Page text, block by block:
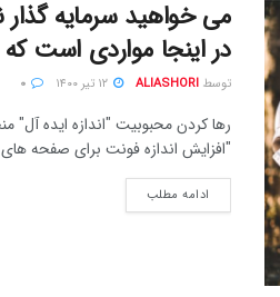
می خواهید سرمایه گذار
در اینجا مواردی است که
توسط ALIASHORI
رها کردن محبوبیت "اندازه ایده آل"
"افزایش اندازه فونت برای صفحه
ادامه مطلب